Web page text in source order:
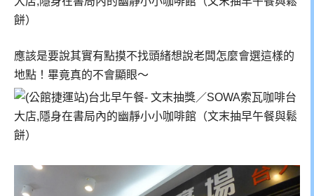
應該是要說其實有點摸不找頭緒想說老闆怎麼會選這樣的
地點！畢竟真的不會顯眼～